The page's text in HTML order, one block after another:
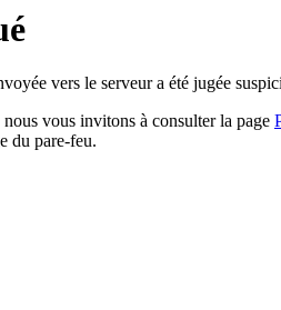
vers le serveur a été jugée
vous invitons à consulter la page
du pare-feu.